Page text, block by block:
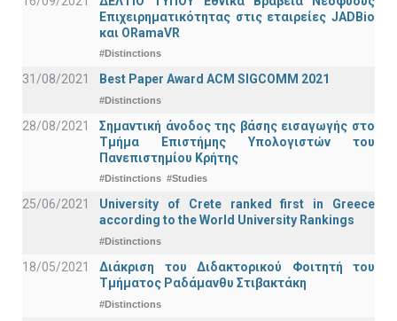
Επιχειρηματικότητας στις εταιρείες JADBio
και ORamaVR
#Distinctions
31/08/2021 Best Paper Award ACM SIGCOMM 2021
#Distinctions
28/08/2021
Σημαντική άνοδος της βάσης εισαγωγής στο
Τμήμα Επιστήμης Υπολογιστών του
Πανεπιστημίου Κρήτης
#Distinctions #Studies
25/06/2021
University of Crete ranked first in Greece
according to the World University Rankings
#Distinctions
18/05/2021
Διάκριση του Διδακτορικού Φοιτητή του
Τμήματος Ραδάμανθυ Στιβακτάκη
#Distinctions